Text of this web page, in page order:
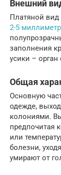
Внешний
Платяной
2-5
заполнения
усики –
Общая
Основную
одежде,
колониями.
предпочитая
или
болезни,
умирают от